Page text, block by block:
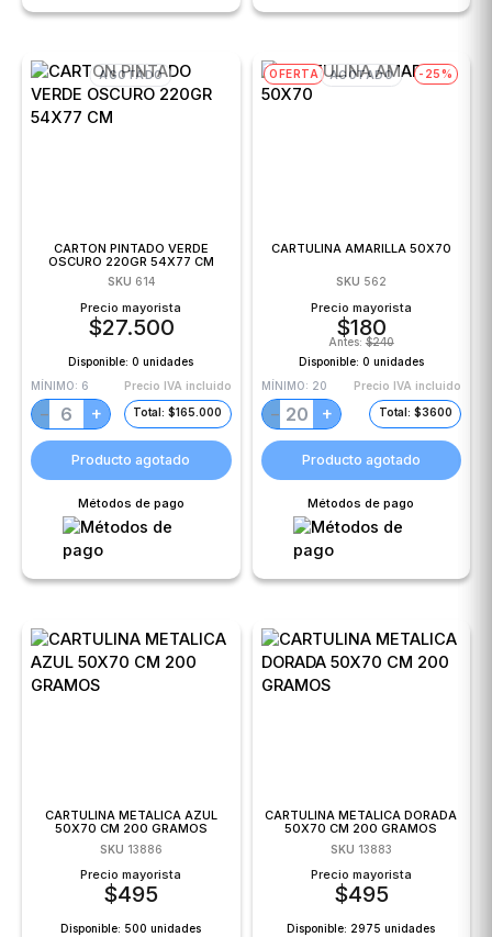
AGOTADO
CARTON PINTADO VERDE
OSCURO 220GR 54X77 CM
SKU 614
Precio mayorista
$27.500
Disponible:0 unidades
MÍNIMO: 6 Precio IVA incluido
− + Total: $165.000
Producto agotado
Métodos de pago
OFERTA -25%
AGOTADO
CARTULINA AMARILLA 50X70
SKU 562
Precio mayorista
$180
Antes:$240
Disponible: 0 unidades
MÍNIMO: 20 Precio IVA incluido
− + Total: $3600
Producto agotado
Métodos de pago
CARTULINA METALICA AZUL
50X70 CM 200 GRAMOS
SKU 13886
Precio mayorista
$495
Disponible: 500 unidades
CARTULINA METALICA DORADA
50X70 CM 200 GRAMOS
SKU 13883
Precio mayorista
$495
Disponible: 2975 unidades